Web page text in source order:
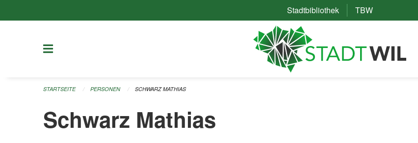
Stadtbibliothek(External Link)
TBW(External Link)
STARTSEITE PERSONEN SCHWARZ MATHIAS
Schwarz Mathias